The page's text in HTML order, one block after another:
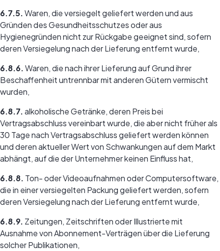
6.7.5.Waren, die versiegelt geliefert werden und aus
Gründen des Gesundheitsschutzes oder aus
Hygienegründen nicht zur Rückgabe geeignet sind, sofern
deren Versiegelung nach der Lieferung entfernt wurde,
6.8.6.Waren, die nach ihrer Lieferung auf Grund ihrer
Beschaffenheit untrennbar mit anderen Gütern vermischt
wurden,
6.8.7.alkoholische Getränke, deren Preis bei
Vertragsabschluss vereinbart wurde, die aber nicht früher als
30 Tage nach Vertragsabschluss geliefert werden können
und deren aktueller Wert von Schwankungen auf dem Markt
abhängt, auf die der Unternehmer keinen Einfluss hat,
6.8.8. Ton- oder Videoaufnahmen oder Computersoftware,
die in einer versiegelten Packung geliefert werden, sofern
deren Versiegelung nach der Lieferung entfernt wurde,
6.8.9. Zeitungen, Zeitschriften oder Illustrierte mit
Ausnahme von Abonnement-Verträgen über die Lieferung
solcher Publikationen,